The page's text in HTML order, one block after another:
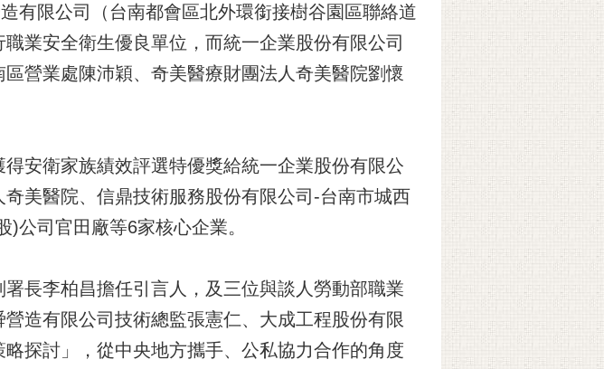
有限公司（台南都會區北外環銜接樹谷園區聯絡道
業安全衛生優良單位，而統一企業股份有限公司
營業處陳沛穎、奇美醫療財團法人奇美醫院劉懷
安衛家族績效評選特優獎給統一企業股份有限公
美醫院、信鼎技術服務股份有限公司-台南市城西
公司官田廠等6家核心企業。
長李柏昌擔任引言人，及三位與談人勞動部職業
造有限公司技術總監張憲仁、大成工程股份有限
探討」，從中央地方攜手、公私協力合作的角度